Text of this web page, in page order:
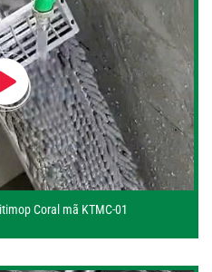
Coral mã KTMC-01